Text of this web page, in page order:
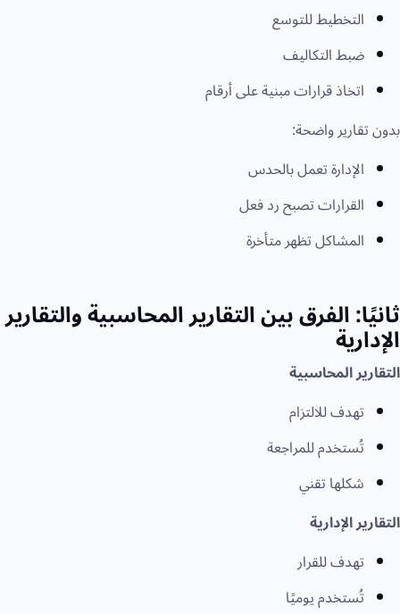
التخطيط للتوسع
ضبط التكاليف
اتخاذ قرارات مبنية على أرقام
بدون تقارير واضحة:
الإدارة تعمل بالحدس
القرارات تصبح رد فعل
المشاكل تظهر متأخرة
ثانيًا: الفرق بين التقارير المحاسبية والتقارير
الإدارية
التقارير المحاسبية
تهدف للالتزام
تُستخدم للمراجعة
شكلها تقني
التقارير الإدارية
تهدف للقرار
تُستخدم يوميًا